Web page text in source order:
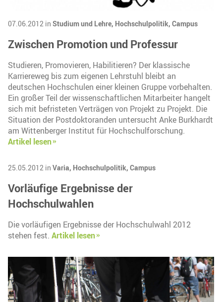
07.06.2012 in Studium und Lehre, Hochschulpolitik, Campus
Zwischen Promotion und Professur
Studieren, Promovieren, Habilitieren? Der klassische
Karriereweg bis zum eigenen Lehrstuhl bleibt an
deutschen Hochschulen einer kleinen Gruppe vorbehalten.
Ein großer Teil der wissenschaftlichen Mitarbeiter hangelt
sich mit befristeten Verträgen von Projekt zu Projekt. Die
Situation der Postdoktoranden untersucht Anke Burkhardt
am Wittenberger Institut für Hochschulforschung.
Artikel lesen
25.05.2012 in Varia, Hochschulpolitik, Campus
Vorläufige Ergebnisse der
Hochschulwahlen
Die vorläufigen Ergebnisse der Hochschulwahl 2012
stehen fest. Artikel lesen